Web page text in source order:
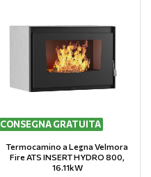
CONSEGNA GRATUITA
Termocamino a Legna Velmora
Fire ATS INSERT HYDRO 800,
16.11kW